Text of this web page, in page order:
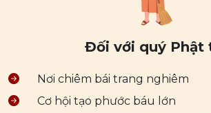
Đối với quý Phật
Nơi chiêm bái trang nghiêm
Cơ hội tạo phước báu lớn